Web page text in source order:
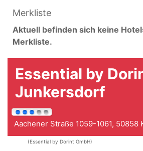
Merkliste
Aktuell befinden sich keine
Merkliste.
Essential by
Junkersdorf
Aachener Straße 1059-1061, 50858
(Essential by Dorint GmbH)